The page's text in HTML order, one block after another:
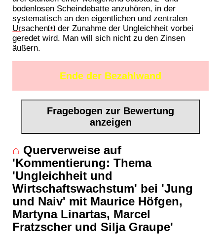
bodenlosen Scheindebatte anzuhören, in der
systematisch an den eigentlichen und zentralen
Ursachen[+] der Zunahme der Ungleichheit vorbei
geredet wird. Man will sich nicht zu den Zinsen
äußern.
Ende der Bezahlwand
Fragebogen zur Bewertung
anzeigen
⌂ Querverweise auf
'Kommentierung: Thema
'Ungleichheit und
Wirtschaftswachstum' bei 'Jung
und Naiv' mit Maurice Höfgen,
Martyna Linartas, Marcel
Fratzscher und Silja Graupe'